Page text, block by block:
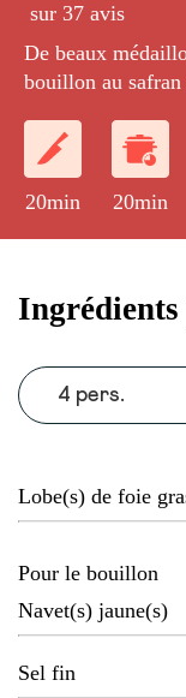
sur 37 avis
De beaux
bouillon au
20min 20min
4 pers.
Lobe(s) de foie
Pour le bouillon
Navet(s) jaune(s)
Sel fin